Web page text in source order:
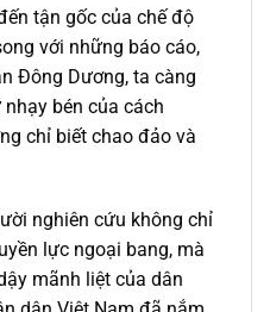
tận gốc của chế độ
với những báo cáo,
Đông Dương, ta càng
bén của cách
chỉ biết chao đảo và
nghiên cứu không chỉ
lực ngoại bang, mà
mãnh liệt của dân